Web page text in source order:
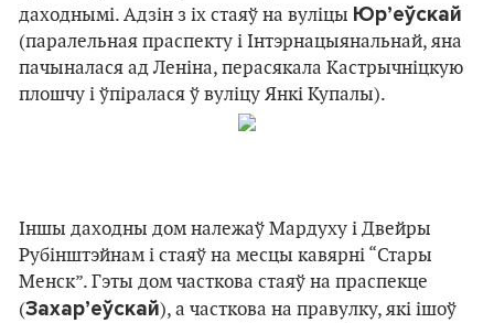
даходнымі. Адзін з іх стаяў на вуліцы Юр’еўскай
(паралельная праспекту і Інтэрнацыянальнай, яна
пачыналася ад Леніна, перасякала Кастрычніцкую
плошчу і ўпіралася ў вуліцу Янкі Купалы).
Іншы даходны дом належаў Мардуху і Двейры
Рубінштэйнам і стаяў на месцы кавярні “Стары
Менск”. Гэты дом часткова стаяў на праспекце
(Захар’еўскай), а часткова на правулку, які ішоў